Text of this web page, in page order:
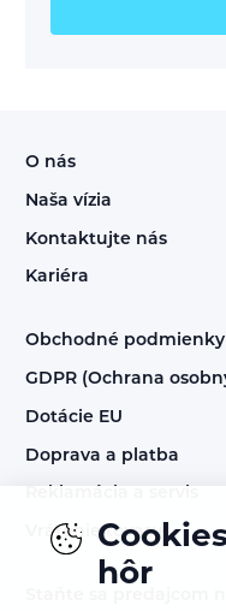
O nás
Naša vízia
Kontaktujte nás
Kariéra
Obchodné podmienky
GDPR (Ochrana
Dotácie EU
Doprava a platba
Vrátenie tovaru
hôr